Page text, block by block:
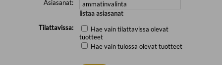
Asiasanat:
listaa asiasanat
Tilattavissa:
Hae vain tilattavissa olevat
tuotteet
Hae vain tulossa olevat tuotteet